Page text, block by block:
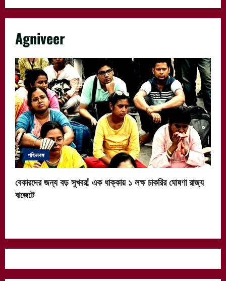
Agniveer
পশ্চিমবঙ্গ
বেকারদের জন্য বড় সুখবর! এক ধাক্কায় ১ লক্ষ চাকরির ঘোষণা রাজ্য
বাজেটে